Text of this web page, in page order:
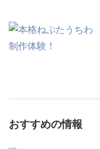
おすすめの情報